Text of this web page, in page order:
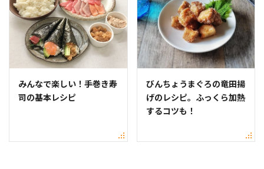
みんなで楽しい！手巻き寿
司の基本レシピ
びんちょうまぐろの竜田揚
げのレシピ。ふっくら加熱
するコツも！